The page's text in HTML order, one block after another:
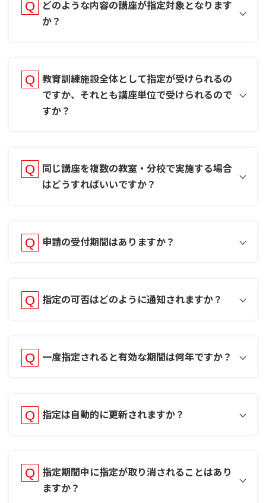
どのような内容の講座が指定対象となります
か？
教育訓練施設全体として指定が受けられるの
ですか、それとも講座単位で受けられるので
すか？
同じ講座を複数の教室・分校で実施する場合
はどうすればいいですか？
申請の受付期間はありますか？
指定の可否はどのように通知されますか？
一度指定されると有効な期間は何年ですか？
指定は自動的に更新されますか？
指定期間中に指定が取り消されることはあり
ますか？